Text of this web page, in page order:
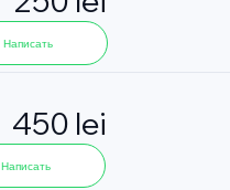
Написать
Написать
450 lei